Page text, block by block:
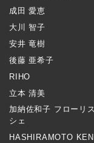
成田 愛恵
大川 智子
安井 竜樹
後藤 亜希子
RIHO
立本 清美
加納佐和子 フローリ
シェ
HASHIRAMOTO